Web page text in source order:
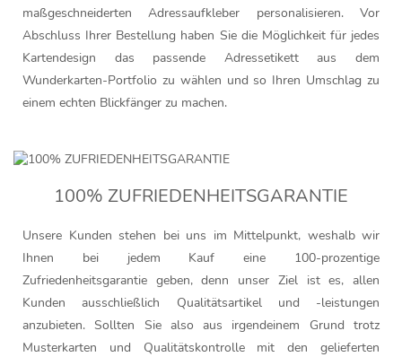
maßgeschneiderten Adressaufkleber personalisieren. Vor
Abschluss Ihrer Bestellung haben Sie die Möglichkeit für jedes
Kartendesign das passende Adressetikett aus dem
Wunderkarten-Portfolio zu wählen und so Ihren Umschlag zu
einem echten Blickfänger zu machen.
100% ZUFRIEDENHEITSGARANTIE
Unsere Kunden stehen bei uns im Mittelpunkt, weshalb wir
Ihnen bei jedem Kauf eine 100-prozentige
Zufriedenheitsgarantie geben, denn unser Ziel ist es, allen
Kunden ausschließlich Qualitätsartikel und -leistungen
anzubieten. Sollten Sie also aus irgendeinem Grund trotz
Musterkarten und Qualitätskontrolle mit den gelieferten